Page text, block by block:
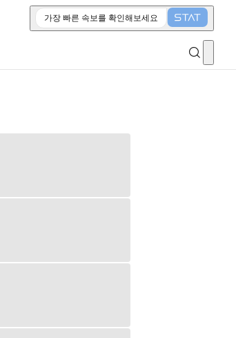
가장 빠른 속보를 확인해보세요